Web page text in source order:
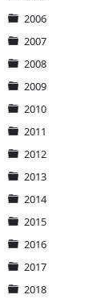
2006
2007
2008
2009
2010
2011
2012
2013
2014
2015
2016
2017
2018